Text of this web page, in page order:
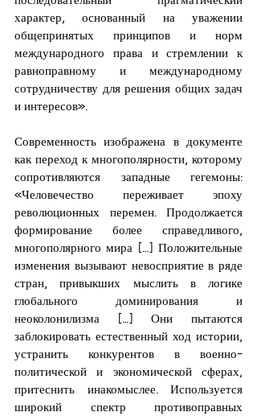
характер, основанный на уважении
общепринятых принципов и норм
международного права и стремлении к
равноправному и международному
сотрудничеству для решения общих задач
и интересов».
Современность изображена в документе
как переход к многополярности, которому
сопротивляются западные гегемоны:
«Человечество переживает эпоху
революционных перемен. Продолжается
формирование более справедливого,
многополярного мира […] Положительные
изменения вызывают невосприятие в ряде
стран, привыкших мыслить в логике
глобального доминирования и
неоколонилизма […] Они пытаются
заблокировать естественный ход истории,
устранить конкурентов в военно-
политической и экономической сферах,
притеснить инакомыслее. Используется
широкий спектр противоправных